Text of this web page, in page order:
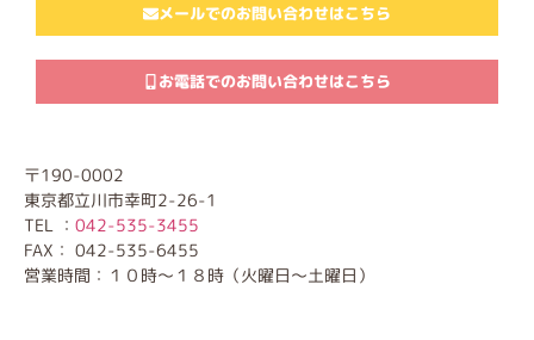
メールでのお問い合わせはこちら
お電話でのお問い合わせはこちら
〒190-0002
東京都立川市幸町2-26-1
TEL ： 042-535-3455
FAX： 042-535-6455
営業時間：１０時～１８時（火曜日～土曜日）